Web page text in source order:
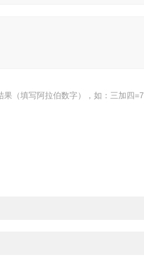
果（填写阿拉伯数字），如：三加四=7